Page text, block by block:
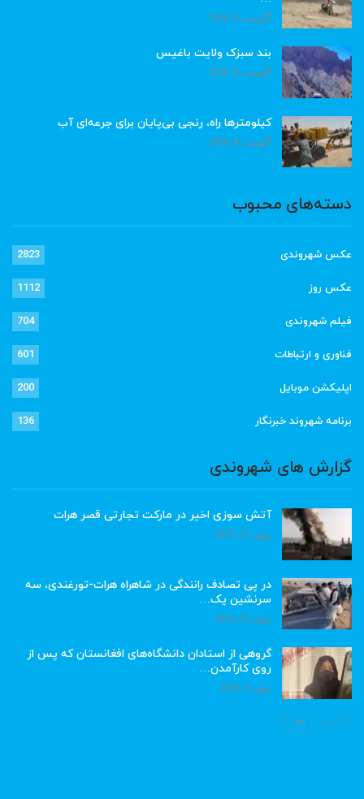
آگوست 8, 2026
بند سبزک ولایت باغیس
آگوست 8, 2026
کیلومترها راه، رنجی بی‌پایان برای جرعه‌ای آب
آگوست 8, 2026
دسته‌های محبوب
عکس شهروندی 2823
عکس روز 1112
فیلم شهروندی 704
فناوری و ارتباطات 601
اپلیکشن موبایل 200
برنامه شهروند خبرنگار 136
گزارش های شهروندی
آتش سوزی اخیر در مارکت تجارتی قصر هرات
ژوئن 22, 2023
در پی تصادف رانندگی در شاهراه هرات-تورغندی، سه
سرنشین یک…
ژوئن 15, 2023
گروهی از استادان دانشگاه‌های افغانستان که پس از
روی کارآمدن…
ژوئن 6, 2023
قبلی بعد